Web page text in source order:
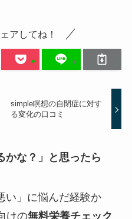
アしてね！
simple瞑想の自閉症に対す
る変化の口コミ
かな？」と思ったら
い」に悩んだ経験か
けの無料栄養チェック